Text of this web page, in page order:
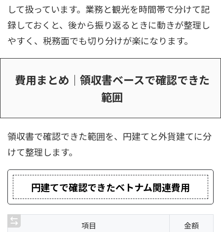
して扱っています。業務と観光を時間帯で分けて記
録しておくと、後から振り返るときに動きが整理し
やすく、税務面でも切り分けが楽になります。
費用まとめ｜領収書ベースで確認できた
範囲
領収書で確認できた範囲を、円建てと外貨建てに分
けて整理します。
円建てで確認できたベトナム関連費用
項目 金額